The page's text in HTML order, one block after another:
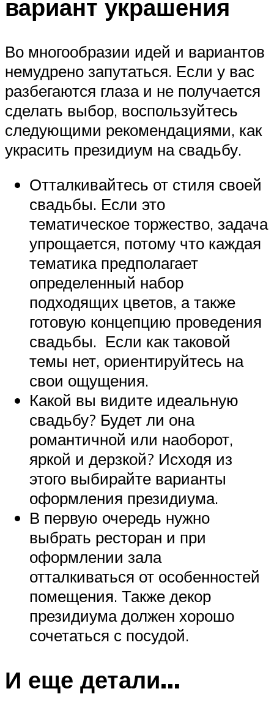
вариант украшения
Во многообразии идей и вариантов
немудрено запутаться. Если у вас
разбегаются глаза и не получается
сделать выбор, воспользуйтесь
следующими рекомендациями, как
украсить президиум на свадьбу.
Отталкивайтесь от стиля своей
свадьбы. Если это
тематическое торжество, задача
упрощается, потому что каждая
тематика предполагает
определенный набор
подходящих цветов, а также
готовую концепцию проведения
свадьбы. Если как таковой
темы нет, ориентируйтесь на
свои ощущения.
Какой вы видите идеальную
свадьбу? Будет ли она
романтичной или наоборот,
яркой и дерзкой? Исходя из
этого выбирайте варианты
оформления президиума.
В первую очередь нужно
выбрать ресторан и при
оформлении зала
отталкиваться от особенностей
помещения. Также декор
президиума должен хорошо
сочетаться с посудой.
И еще детали…